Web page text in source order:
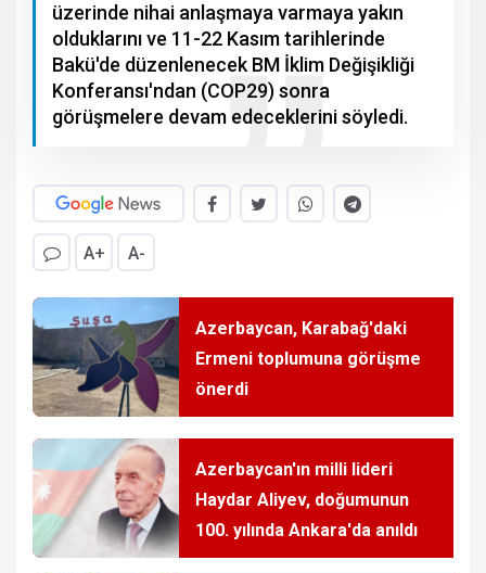
üzerinde nihai anlaşmaya varmaya yakın
olduklarını ve 11-22 Kasım tarihlerinde
Bakü'de düzenlenecek BM İklim Değişikliği
Konferansı'ndan (COP29) sonra
görüşmelere devam edeceklerini söyledi.
A+ A-
Azerbaycan, Karabağ'daki
Ermeni toplumuna görüşme
önerdi
Azerbaycan'ın milli lideri
Haydar Aliyev, doğumunun
100. yılında Ankara'da anıldı